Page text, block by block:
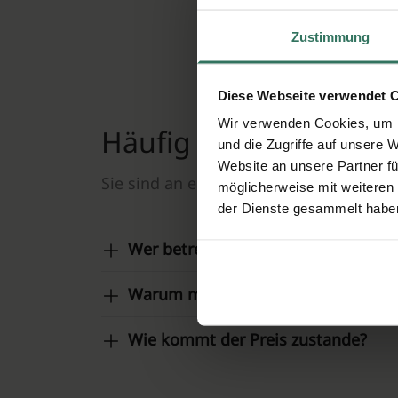
Zustimmung
Diese Webseite verwendet
Wir verwenden Cookies,
und die Zugriffe auf unsere
Website an unsere Partner
möglicherweise mit
der Dienste gesammelt
Häufig gestellte
Sie sind an einer reibungslosen,
Wer betreibt diese Website?
Warum muss ich eine Anfrage
Wie kommt der Preis zustande?